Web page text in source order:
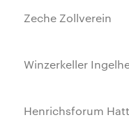
Zeche Zollverein
Winzerkeller
Henrichsforum